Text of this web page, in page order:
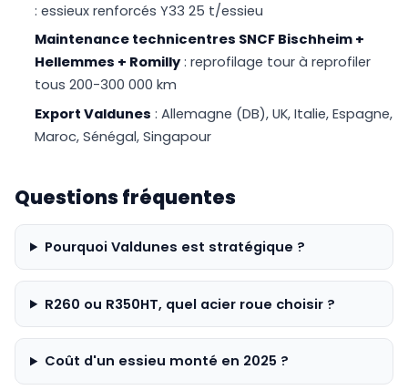
: essieux renforcés Y33 25 t/essieu
Maintenance technicentres SNCF Bischheim +
Hellemmes + Romilly: reprofilage tour à reprofiler
tous 200-300 000 km
Export Valdunes : Allemagne (DB), UK, Italie, Espagne,
Maroc, Sénégal, Singapour
Questions fréquentes
Pourquoi Valdunes est stratégique ?
R260 ou R350HT, quel acier roue choisir ?
Coût d'un essieu monté en 2025 ?